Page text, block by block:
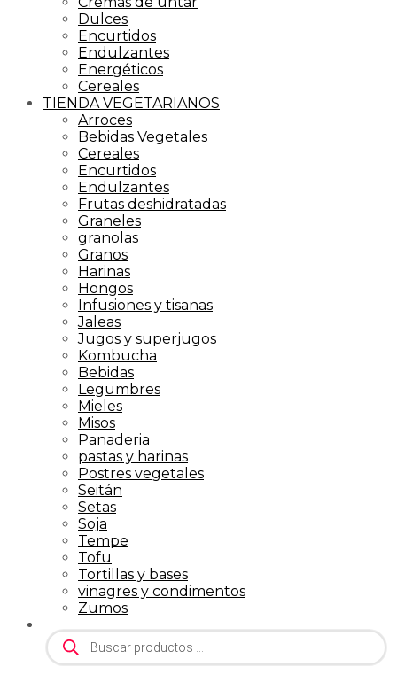
Dulces
Encurtidos
Endulzantes
Energéticos
Cereales
TIENDA VEGETARIANOS
Arroces
Bebidas Vegetales
Cereales
Encurtidos
Endulzantes
Frutas deshidratadas
Graneles
granolas
Granos
Harinas
Hongos
Infusiones y tisanas
Jaleas
Jugos y superjugos
Kombucha
Bebidas
Legumbres
Mieles
Misos
Panaderia
pastas y harinas
Postres vegetales
Seitán
Setas
Soja
Tempe
Tofu
Tortillas y bases
vinagres y condimentos
Zumos
Búsqueda
de
productos